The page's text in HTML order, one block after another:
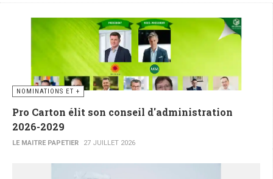
NOMINATIONS ET +
Pro Carton élit son conseil d'administration
2026-2029
LE MAITRE PAPETIER 27 JUILLET 2026